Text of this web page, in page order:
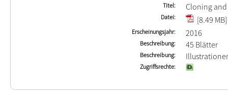
Titel Cloning
Datei [8.49 MB]
Erscheinungsjahr 2016
Beschreibung 45 Blätter
Beschreibung
Zugriffsrechte